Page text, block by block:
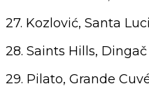
27. Kozlović, Santa
28. Saints Hills, Dingač
29. Pilato, Grande